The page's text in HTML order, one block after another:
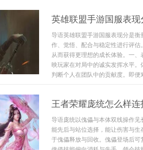
英雄联盟手游国服表
导语英雄联盟手游国服表现分是
作、觉悟、配合与稳定性进行评
从而获得更理想的成长体验。一
映玩家在对局中的诚实发挥水平
判断个人在团队中的贡献度。即便
王者荣耀庞统怎么样连
导语庞统以傀儡与本体双线操作
能先后与站位选择，能让伤害与
于傀儡释放与回收。傀儡登场后